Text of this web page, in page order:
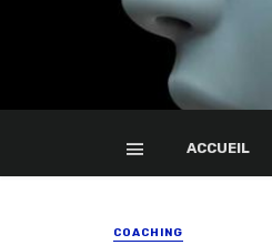
ACCUEIL
COACHING